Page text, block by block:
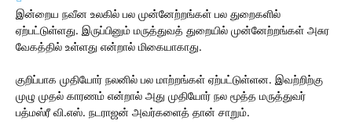
இன்றைய நவீன உலகில் பல முன்னேற்றங்கள் பல துறைகளில்
ஏற்பட்டுள்ளது. இருப்பினும் மருத்துவத் துறையில் முன்னேற்றங்கள் அசுர
வேகத்தில் உள்ளது என்றால் மிகையாகாது.
குறிப்பாக முதியோர் நலனில் பல மாற்றங்கள் ஏற்பட்டுள்ளன. இவற்றிற்கு
முழு முதல் காரணம் என்றால் அது முதியோர் நல மூத்த மருத்துவர்
பத்மஸ்ரீ வி.எஸ். நடராஜன் அவர்களைத் தான் சாறும்.